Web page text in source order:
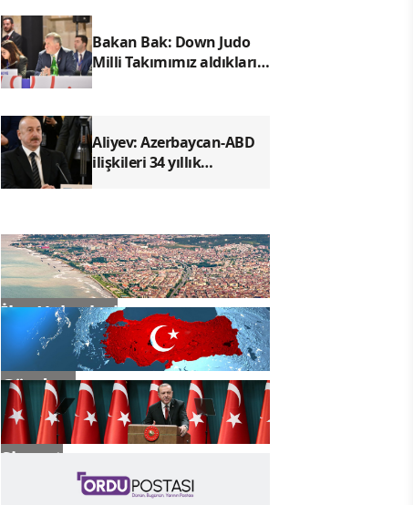
Bakan Bak: Down Judo
Milli Takımımız aldıkları
Aliyev: Azerbaycan-ABD
ilişkileri 34 yıllık
İlçe Haberleri
Gündem
Siyaset